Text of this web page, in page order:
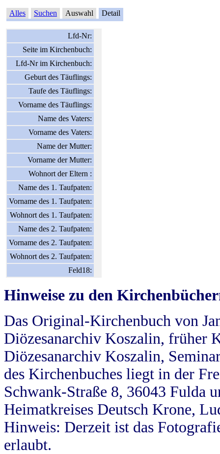
Alles Suchen Auswahl Detail
Lfd-Nr:
Seite im Kirchenbuch:
Lfd-Nr im Kirchenbuch:
Geburt des Täuflings:
Taufe des Täuflings:
Vorname des Täuflings:
Name des Vaters:
Vorname des Vaters:
Name der Mutter:
Vorname der Mutter:
Wohnort der Eltern :
Name des 1. Taufpaten:
Vorname des 1. Taufpaten:
Wohnort des 1. Taufpaten:
Name des 2. Taufpaten:
Vorname des 2. Taufpaten:
Wohnort des 2. Taufpaten:
Feld18:
Hinweise zu den
Das Original-Kirchenbuch von
Diözesanarchiv Koszalin, früher
Diözesanarchiv Koszalin,
des Kirchenbuches liegt in der
Schwank-Straße 8, 36043 Fulda
Heimatkreises Deutsch Krone,
Hinweis: Derzeit ist das
erlaubt.